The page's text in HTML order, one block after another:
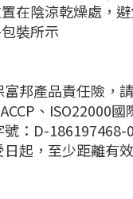
在陰涼乾燥處，
裝所示
邦產品責任險，
、ISO22000國
：D-186197468-
起，至少距離有